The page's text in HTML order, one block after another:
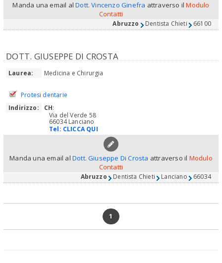
Manda una email alDott. Vincenzo Ginefra attraverso ilModulo
Contatti
Abruzzo Dentista Chieti 66100
DOTT. GIUSEPPE DI CROSTA
Laurea: Medicina e Chirurgia
Protesi dentarie
Indirizzo:
CH:
Via del Verde 58
66034 Lanciano
Tel: CLICCA QUI
Manda una email al Dott. Giuseppe Di Crosta attraverso il Modulo
Contatti
Abruzzo Dentista Chieti Lanciano 66034
1